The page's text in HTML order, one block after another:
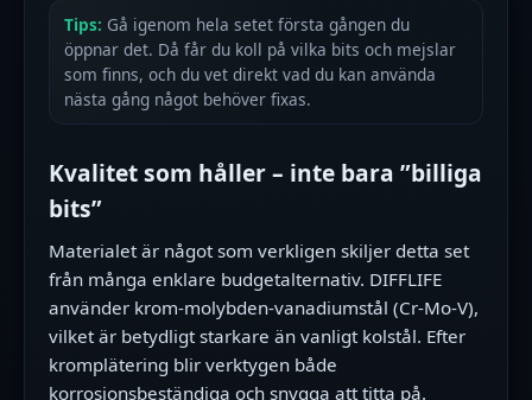
Tips: Gå igenom hela setet första gången du
öppnar det. Då får du koll på vilka bits och mejslar
som finns, och du vet direkt vad du kan använda
nästa gång något behöver fixas.
Kvalitet som håller – inte bara ”billiga
bits”
Materialet är något som verkligen skiljer detta set
från många enklare budgetalternativ. DIFFLIFE
använder krom-molybden-vanadiumstål (Cr-Mo-V),
vilket är betydligt starkare än vanligt kolstål. Efter
kromplätering blir verktygen både
korrosionsbeständiga och snygga att titta på.